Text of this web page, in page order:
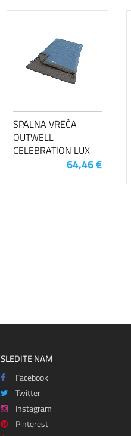
SPALNA VREČA
OUTWELL
CELEBRATION LUX
64,46 €
SLEDITE NAM
Facebook
Twitter
Instagram
Pinterest